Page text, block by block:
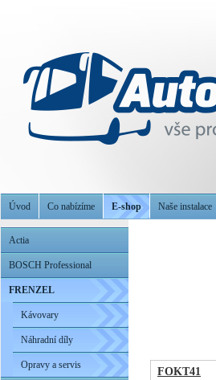
Úvod Co nabízíme E-shop Naše instalace
Actia
BOSCH Professional
FRENZEL
Kávovary
Náhradní díly
Opravy a servis
FOKT41